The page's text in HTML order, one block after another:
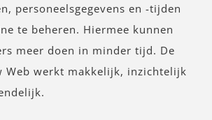
personeelsgegevens en -tijden
te beheren. Hiermee kunnen
meer doen in minder tijd. De
Web werkt makkelijk, inzichtelijk